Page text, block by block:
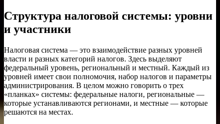
Структура налоговой системы: уровни
и участники
Налоговая система — это взаимодействие разных уровней
власти и разных категорий налогов. Здесь выделяют
федеральный уровень, региональный и местный. Каждый из
уровней имеет свои полномочия, набор налогов и параметры
администрирования. В целом можно говорить о трех
«планках» системы: федеральные налоги, региональные —
которые устанавливаются регионами, и местные — которые
решаются на местах.